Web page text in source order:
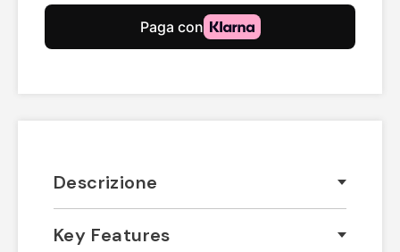
Descrizione
Key Features